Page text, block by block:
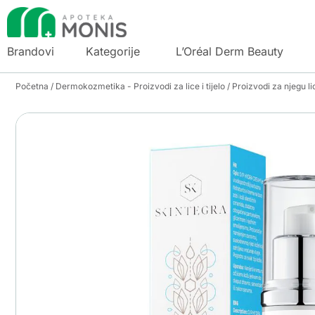
Brandovi Kategorije L’Oréal Derm Beauty
Početna / Dermokozmetika - Proizvodi za lice i tijelo / Proizvodi za njegu